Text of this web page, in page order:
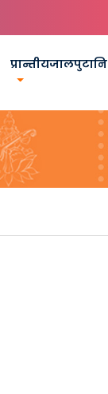
प्रान्तीयजालपुटानि